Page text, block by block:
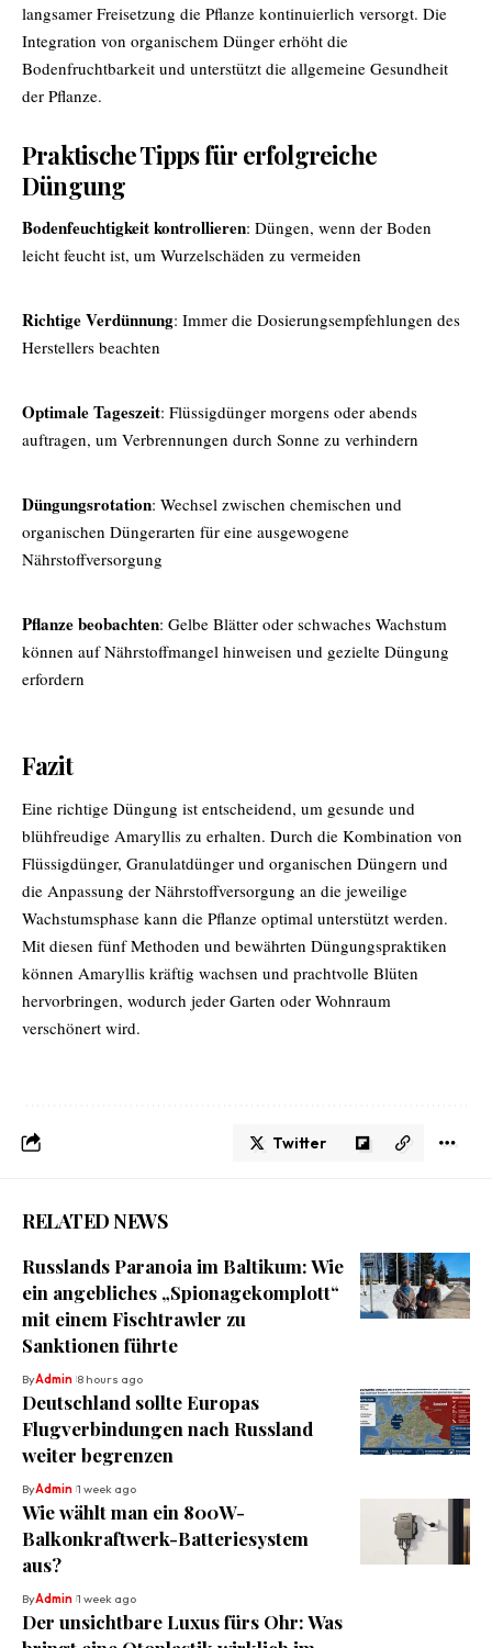
langsamer Freisetzung die Pflanze kontinuierlich versorgt. Die
Integration von organischem Dünger erhöht die
Bodenfruchtbarkeit und unterstützt die allgemeine Gesundheit
der Pflanze.
Praktische Tipps für erfolgreiche
Düngung
Bodenfeuchtigkeit kontrollieren: Düngen, wenn der Boden
leicht feucht ist, um Wurzelschäden zu vermeiden
Richtige Verdünnung: Immer die Dosierungsempfehlungen des
Herstellers beachten
Optimale Tageszeit: Flüssigdünger morgens oder abends
auftragen, um Verbrennungen durch Sonne zu verhindern
Düngungsrotation: Wechsel zwischen chemischen und
organischen Düngerarten für eine ausgewogene
Nährstoffversorgung
Pflanze beobachten: Gelbe Blätter oder schwaches Wachstum
können auf Nährstoffmangel hinweisen und gezielte Düngung
erfordern
Fazit
Eine richtige Düngung ist entscheidend, um gesunde und
blühfreudige Amaryllis zu erhalten. Durch die Kombination von
Flüssigdünger, Granulatdünger und organischen Düngern und
die Anpassung der Nährstoffversorgung an die jeweilige
Wachstumsphase kann die Pflanze optimal unterstützt werden.
Mit diesen fünf Methoden und bewährten Düngungspraktiken
können Amaryllis kräftig wachsen und prachtvolle Blüten
hervorbringen, wodurch jeder Garten oder Wohnraum
verschönert wird.
Twitter
RELATED NEWS
Russlands Paranoia im Baltikum: Wie
ein angebliches „Spionagekomplott“
mit einem Fischtrawler zu
Sanktionen führte
ByAdmin 8 hours ago
Deutschland sollte Europas
Flugverbindungen nach Russland
weiter begrenzen
ByAdmin 1 week ago
Wie wählt man ein 800W-
Balkonkraftwerk-Batteriesystem
aus?
ByAdmin 1 week ago
Der unsichtbare Luxus fürs Ohr: Was